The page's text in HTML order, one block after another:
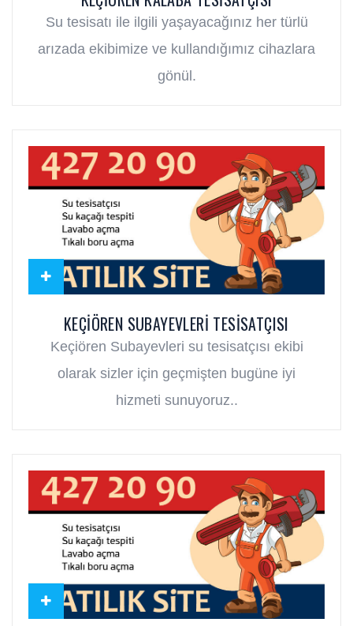
Su tesisatı ile ilgili yaşayacağınız her türlü
arızada ekibimize ve kullandığımız cihazlara
gönül.
KEÇIÖREN SUBAYEVLERI TESISATÇISI
Keçiören Subayevleri su tesisatçısı ekibi
olarak sizler için geçmişten bugüne iyi
hizmeti sunuyoruz..